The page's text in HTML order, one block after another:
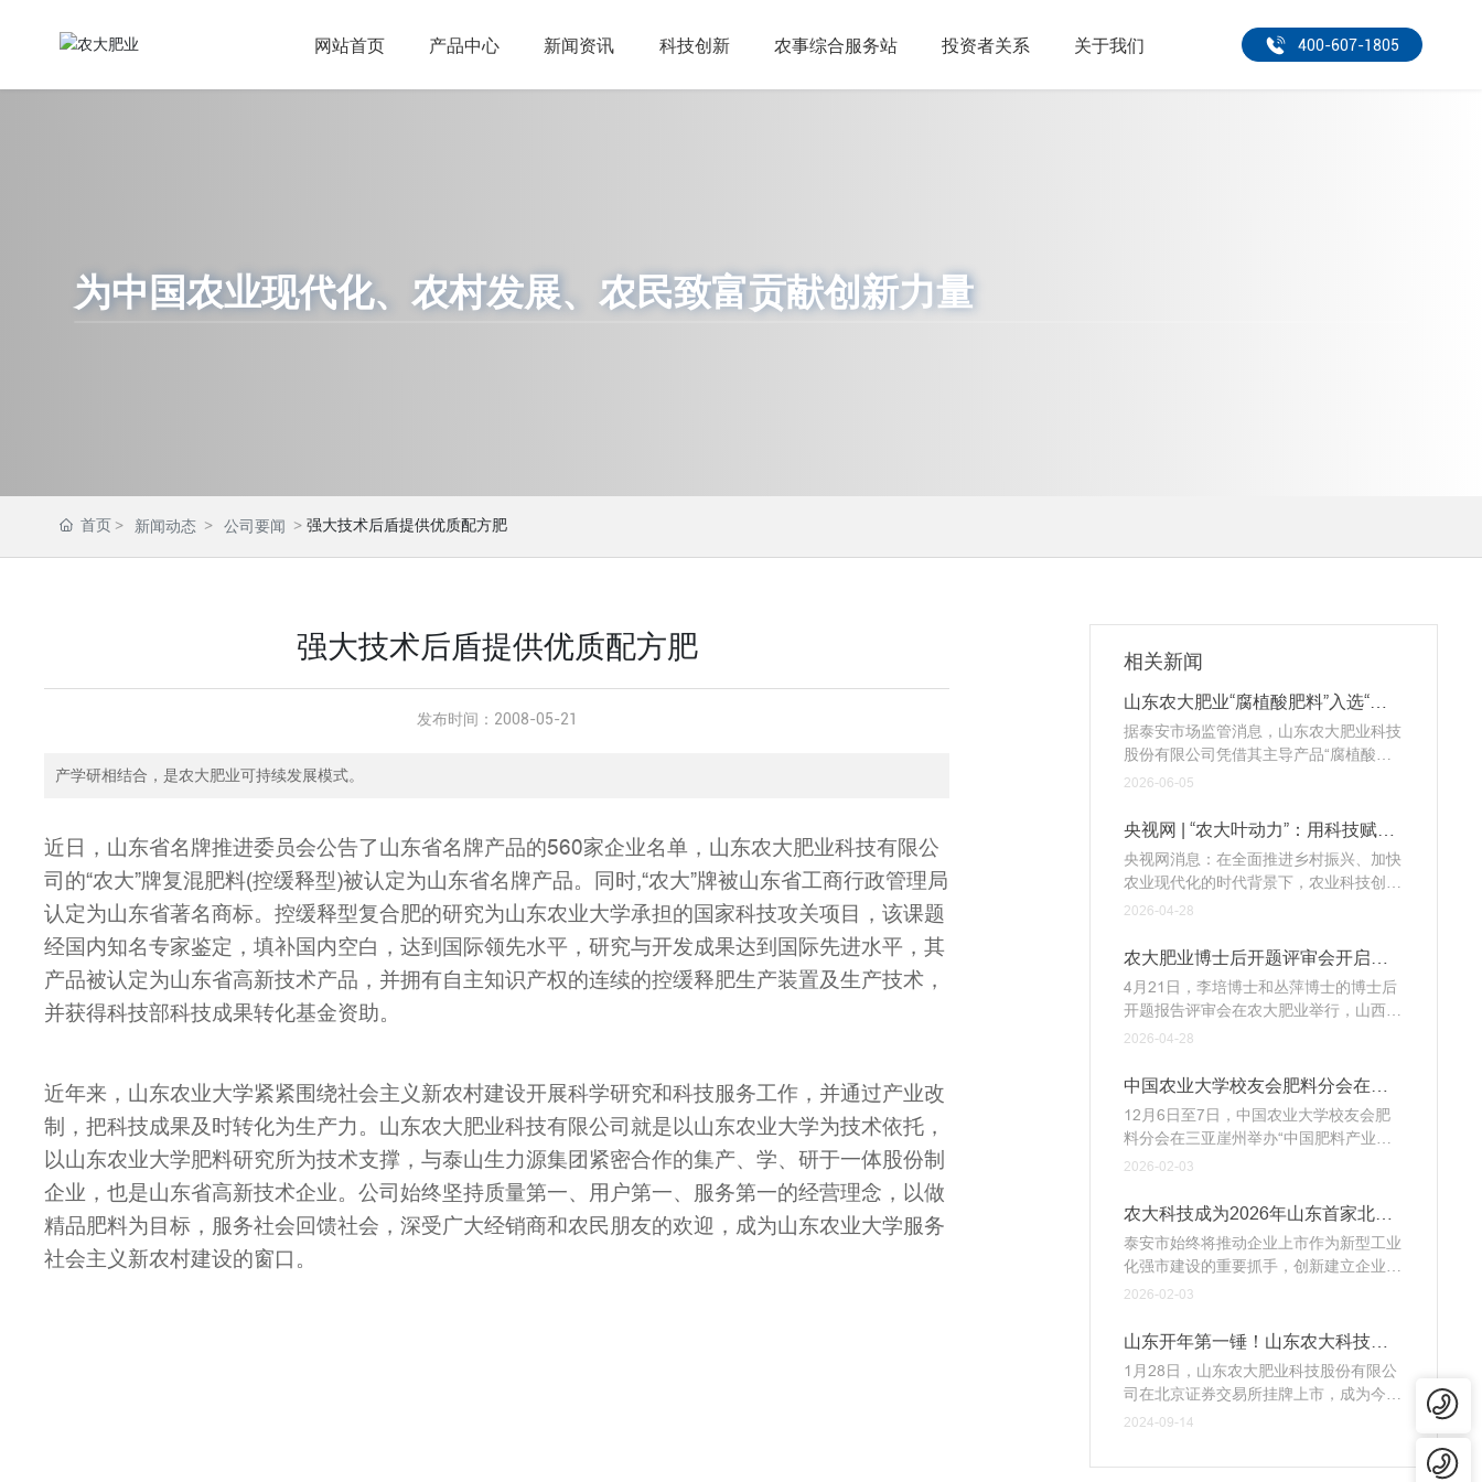
网站首页 产品中心 新闻资讯 科技创新 农事综合服务站 投资者关系 关于我们 400-607-1805
为中国农业现代化、农村发展、农民致富贡献创新力量
首页 新闻动态 公司要闻 强大技术后盾提供优质配方肥
强大技术后盾提供优质配方肥
发布时间： 2008-05-21
产学研相结合，是农大肥业可持续发展模式。
近日，山东省名牌推进委员会公告了山东省名牌产品的560家企业名单，山东农大肥业科技有限公
司的“农大”牌复混肥料(控缓释型)被认定为山东省名牌产品。同时,“农大”牌被山东省工商行政管理局
认定为山东省著名商标。控缓释型复合肥的研究为山东农业大学承担的国家科技攻关项目，该课题
经国内知名专家鉴定，填补国内空白，达到国际领先水平，研究与开发成果达到国际先进水平，其
产品被认定为山东省高新技术产品，并拥有自主知识产权的连续的控缓释肥生产装置及生产技术，
并获得科技部科技成果转化基金资助。
近年来，山东农业大学紧紧围绕社会主义新农村建设开展科学研究和科技服务工作，并通过产业改
制，把科技成果及时转化为生产力。山东农大肥业科技有限公司就是以山东农业大学为技术依托，
以山东农业大学肥料研究所为技术支撑，与泰山生力源集团紧密合作的集产、学、研于一体股份制
企业，也是山东省高新技术企业。公司始终坚持质量第一、用户第一、服务第一的经营理念，以做
精品肥料为目标，服务社会回馈社会，深受广大经销商和农民朋友的欢迎，成为山东农业大学服务
社会主义新农村建设的窗口。
相关新闻
山东农大肥业“腐植酸肥料”入选“泰
好品” 以科技创新驱动绿色农业发展
据泰安市场监管消息，山东农大肥业科技
股份有限公司凭借其主导产品“腐植酸肥
料”入选第一批“泰好品”质量公共品牌，成
企业，该公司深耕腐植酸肥料领域二十余
农业提供绿色高效的解决方案。
2026-06-05
央视网 | “农大叶动力”：用科技赋能
绿色农业高质量发展
央视网消息：在全面推进乡村振兴、加快
农业现代化的时代背景下，农业科技创新
正成为推动绿色农业发展的核心动能。山
业大学科研平台，成功研制出新型功能型
验证，该产品在提升作物光合效能、改善
果实品质方面展现出显著效果，为农业提
质增效提供了新方案。
2026-04-28
农大肥业博士后开题评审会开启农
业科研新征程
4月21日，李培博士和丛萍博士的博士后
开题报告评审会在农大肥业举行，山西农
业大学徐明岗院士，山东农业大学张民教
农技推广中心土肥部高霞部长等权威专家
2026-04-28
中国农业大学校友会肥料分会在三
亚举办“中国肥料产业高质量发展座
谈会” 共绘行业变革与人才培养新蓝
图
12月6日至7日，中国农业大学校友会肥
料分会在三亚崖州举办“中国肥料产业高
质量发展座谈会”。
2026-02-03
农大科技成为2026年山东首家北交
所上市企业
泰安市始终将推动企业上市作为新型工业
化强市建设的重要抓手，创新建立企业上
市领导包保、赋能团、一函通办、纪企直
2026-02-03
山东开年第一锤！山东农大科技北
交所上市
1月28日，山东农大肥业科技股份有限公
司在北京证券交易所挂牌上市，成为今年
山东省首家登陆A股的上市公司。
2024-09-14
联系电话：0538-3529921